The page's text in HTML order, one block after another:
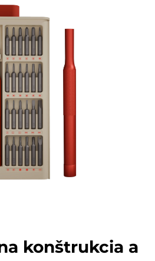
konštrukcia a